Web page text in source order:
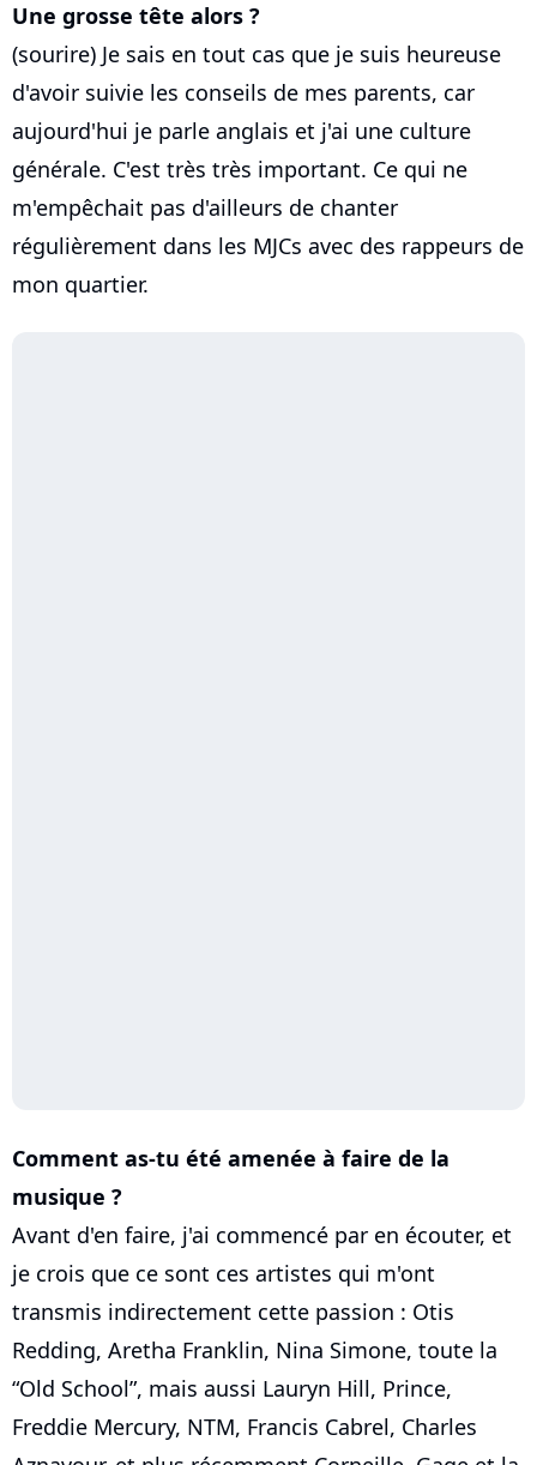
Une grosse tête alors ?
(sourire) Je sais en tout cas que je suis heureuse
d'avoir suivie les conseils de mes parents, car
aujourd'hui je parle anglais et j'ai une culture
générale. C'est très très important. Ce qui ne
m'empêchait pas d'ailleurs de chanter
régulièrement dans les MJCs avec des rappeurs de
mon quartier.
Comment as-tu été amenée à faire de la
musique ?
Avant d'en faire, j'ai commencé par en écouter, et
je crois que ce sont ces artistes qui m'ont
transmis indirectement cette passion : Otis
Redding, Aretha Franklin, Nina Simone, toute la
“Old School”, mais aussi Lauryn Hill, Prince,
Freddie Mercury, NTM, Francis Cabrel, Charles